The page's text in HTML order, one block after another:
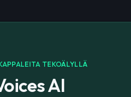
TEKOÄLYLLÄ
AI